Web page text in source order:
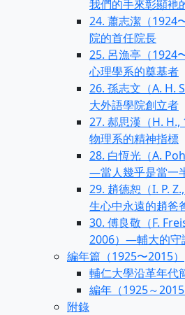
我們的手來彰顯衪
24. 蕭志潔（1924
院的首任院長
25. 呂漁亭（1924
心理學系的奠基者
26. 孫志文（A. H.
大外語學院創立者
27. 郝思漢（H.
物理系的精神指標
28. 白恆光（A.
—當人幾乎是當一
29. 趙德恕（I. P.
生心中永遠的趙爸
30. 傅良敬（F.
2006）—輔大的守
編年篇（1925〜2015）
輔仁大學沿革年代
編年（1925～2015
附錄